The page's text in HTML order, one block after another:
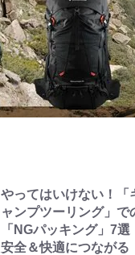
やってはいけない！「
ャンプツーリング」で
「NGパッキング」7選
安全＆快適につながる